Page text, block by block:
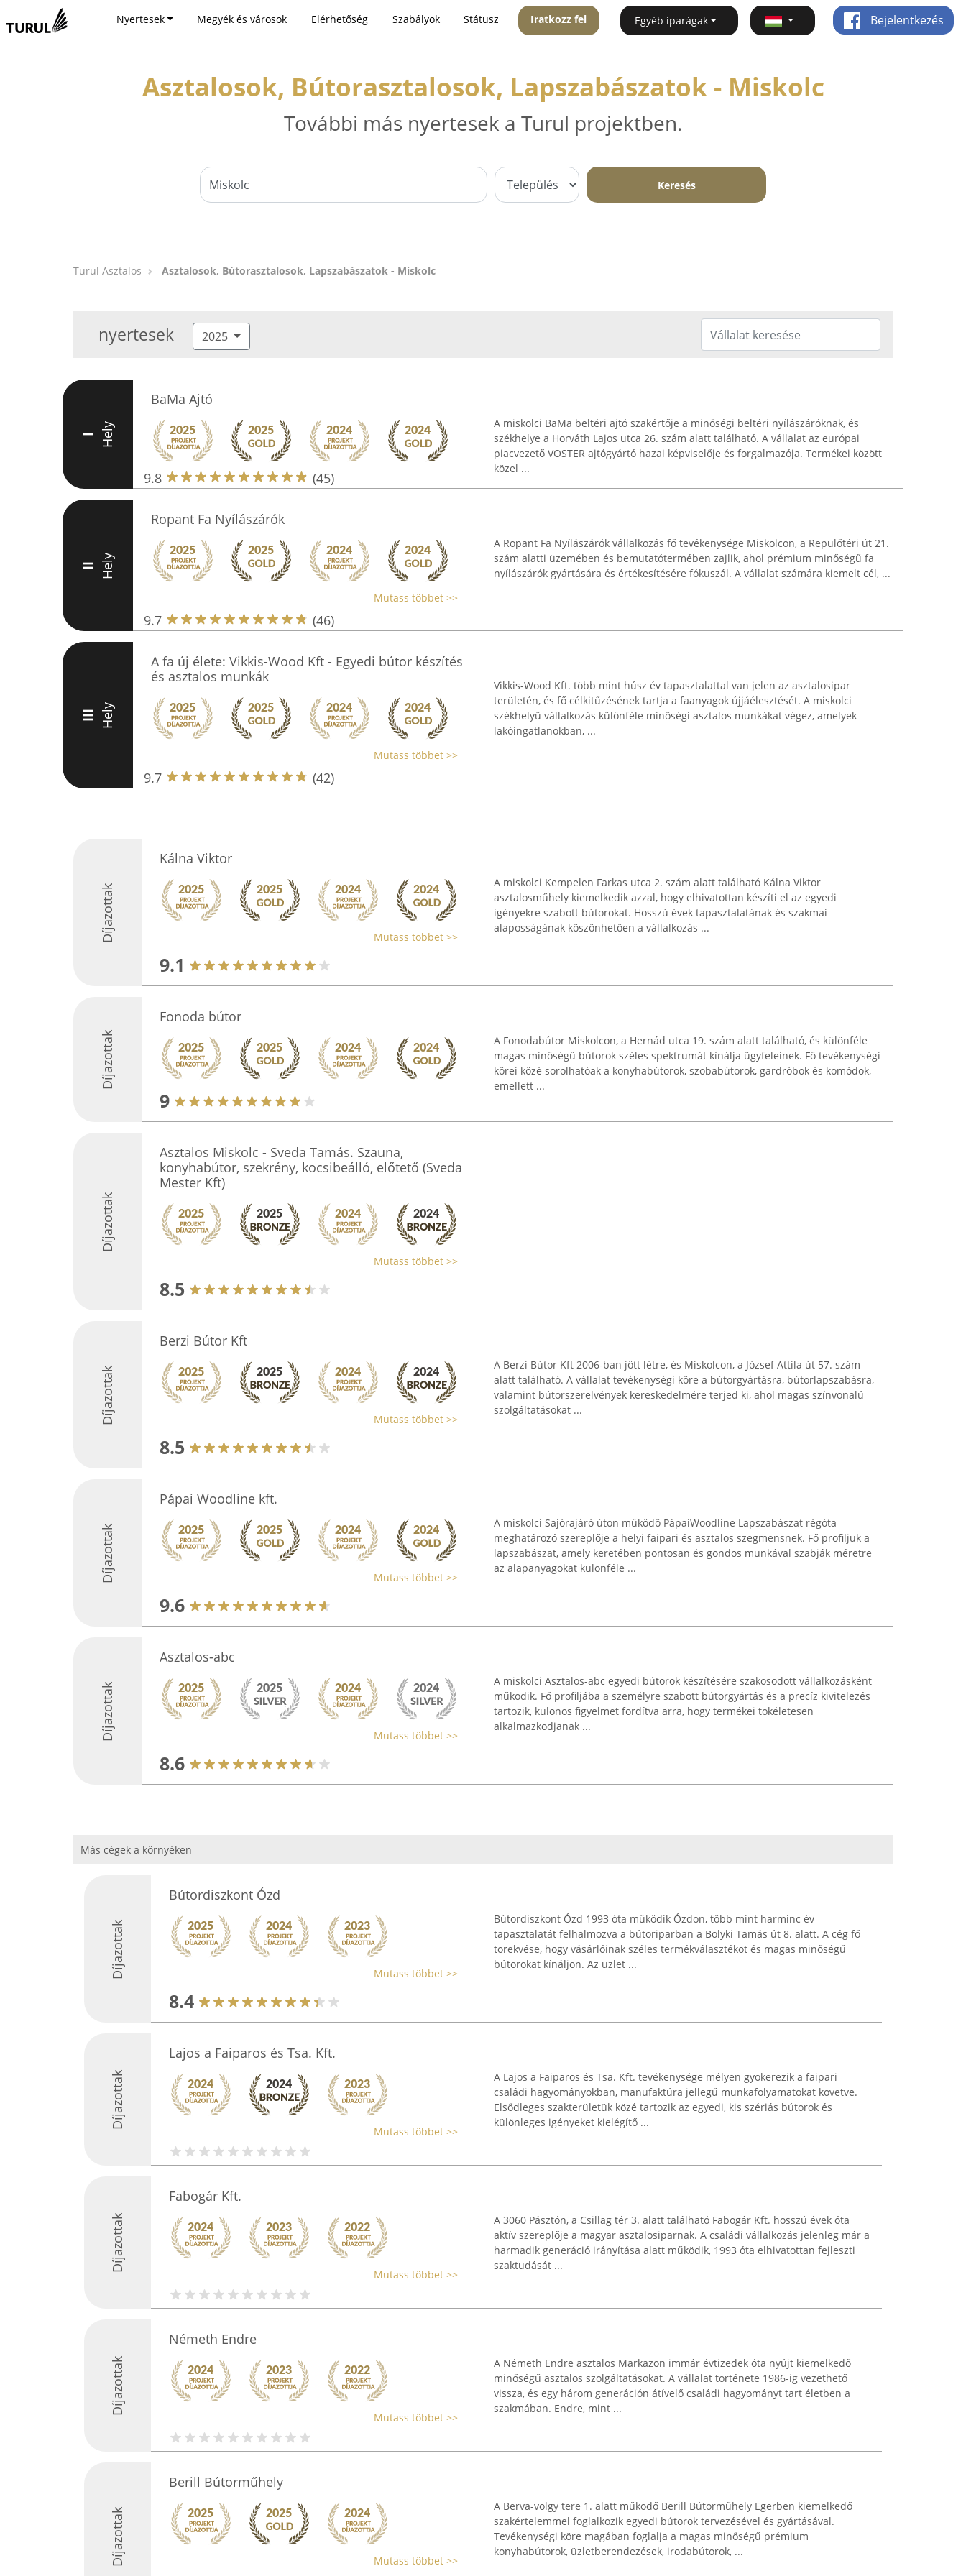
Nyertesek Megyék és városok Elérhetőség Szabályok Státusz Iratkozz fel Egyéb iparágak Bejelentkezés
Asztalosok, Bútorasztalosok, Lapszabászatok - Miskolc
További más nyertesek a Turul projektben.
Keresés
Turul Asztalos Asztalosok, Bútorasztalosok, Lapszabászatok - Miskolc
nyertesek 2025
I Hely
BaMa Ajtó
9.8 (45)
A miskolci BaMa beltéri ajtó szakértője a minőségi beltéri nyílászáróknak, és
székhelye a Horváth Lajos utca 26. szám alatt található. A vállalat az európai
piacvezető VOSTER ajtógyártó hazai képviselője és forgalmazója. Termékei között
közel ...
II Hely
Ropant Fa Nyílászárók
Mutass többet >>
9.7 (46)
A Ropant Fa Nyílászárók vállalkozás fő tevékenysége Miskolcon, a Repülőtéri út 21.
szám alatti üzemében és bemutatótermében zajlik, ahol prémium minőségű fa
nyílászárók gyártására és értékesítésére fókuszál. A vállalat számára kiemelt cél, ...
III Hely
A fa új élete: Vikkis-Wood Kft - Egyedi bútor készítés
és asztalos munkák
Mutass többet >>
9.7 (42)
Vikkis-Wood Kft. több mint húsz év tapasztalattal van jelen az asztalosipar
területén, és fő célkitűzésének tartja a faanyagok újjáélesztését. A miskolci
székhelyű vállalkozás különféle minőségi asztalos munkákat végez, amelyek
lakóingatlanokban, ...
Díjazottak
Kálna Viktor
Mutass többet >>
9.1
A miskolci Kempelen Farkas utca 2. szám alatt található Kálna Viktor
asztalosműhely kiemelkedik azzal, hogy elhivatottan készíti el az egyedi
igényekre szabott bútorokat. Hosszú évek tapasztalatának és szakmai
alaposságának köszönhetően a vállalkozás ...
Díjazottak
Fonoda bútor
9
A Fonodabútor Miskolcon, a Hernád utca 19. szám alatt található, és különféle
magas minőségű bútorok széles spektrumát kínálja ügyfeleinek. Fő tevékenységi
körei közé sorolhatóak a konyhabútorok, szobabútorok, gardróbok és komódok,
emellett ...
Díjazottak
Asztalos Miskolc - Sveda Tamás. Szauna,
konyhabútor, szekrény, kocsibeálló, előtető (Sveda
Mester Kft)
Mutass többet >>
8.5
Díjazottak
Berzi Bútor Kft
Mutass többet >>
8.5
A Berzi Bútor Kft 2006-ban jött létre, és Miskolcon, a József Attila út 57. szám
alatt található. A vállalat tevékenységi köre a bútorgyártásra, bútorlapszabásra,
valamint bútorszerelvények kereskedelmére terjed ki, ahol magas színvonalú
szolgáltatásokat ...
Díjazottak
Pápai Woodline kft.
Mutass többet >>
9.6
A miskolci Sajórajáró úton működő PápaiWoodline Lapszabászat régóta
meghatározó szereplője a helyi faipari és asztalos szegmensnek. Fő profiljuk a
lapszabászat, amely keretében pontosan és gondos munkával szabják méretre
az alapanyagokat különféle ...
Díjazottak
Asztalos-abc
Mutass többet >>
8.6
A miskolci Asztalos-abc egyedi bútorok készítésére szakosodott vállalkozásként
működik. Fő profiljába a személyre szabott bútorgyártás és a precíz kivitelezés
tartozik, különös figyelmet fordítva arra, hogy termékei tökéletesen
alkalmazkodjanak ...
Más cégek a környéken
Díjazottak
Bútordiszkont Ózd
Mutass többet >>
8.4
Bútordiszkont Ózd 1993 óta működik Ózdon, több mint harminc év
tapasztalatát felhalmozva a bútoriparban a Bolyki Tamás út 8. alatt. A cég fő
törekvése, hogy vásárlóinak széles termékválasztékot és magas minőségű
bútorokat kínáljon. Az üzlet ...
Díjazottak
Lajos a Faiparos és Tsa. Kft.
Mutass többet >>
A Lajos a Faiparos és Tsa. Kft. tevékenysége mélyen gyökerezik a faipari
családi hagyományokban, manufaktúra jellegű munkafolyamatokat követve.
Elsődleges szakterületük közé tartozik az egyedi, kis szériás bútorok és
különleges igényeket kielégítő ...
Díjazottak
Fabogár Kft.
Mutass többet >>
A 3060 Pásztón, a Csillag tér 3. alatt található Fabogár Kft. hosszú évek óta
aktív szereplője a magyar asztalosiparnak. A családi vállalkozás jelenleg már a
harmadik generáció irányítása alatt működik, 1993 óta elhivatottan fejleszti
szaktudását ...
Díjazottak
Németh Endre
Mutass többet >>
A Németh Endre asztalos Markazon immár évtizedek óta nyújt kiemelkedő
minőségű asztalos szolgáltatásokat. A vállalat története 1986-ig vezethető
vissza, és egy három generáción átívelő családi hagyományt tart életben a
szakmában. Endre, mint ...
Díjazottak
Berill Bútorműhely
Mutass többet >>
A Berva-völgy tere 1. alatt működő Berill Bútorműhely Egerben kiemelkedő
szakértelemmel foglalkozik egyedi bútorok tervezésével és gyártásával.
Tevékenységi köre magában foglalja a magas minőségű prémium
konyhabútorok, üzletberendezések, irodabútorok, ...